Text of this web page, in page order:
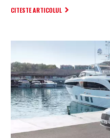
CITESTE ARTICOLUL